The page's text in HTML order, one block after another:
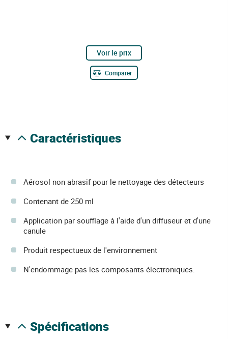
Voir le prix
Comparer
caractéristiques
Aérosol non abrasif pour le nettoyage des détecteurs
Contenant de 250 ml
Application par soufflage à l'aide d'un diffuseur et d'une
canule
Produit respectueux de l'environnement
N'endommage pas les composants électroniques.
spécifications